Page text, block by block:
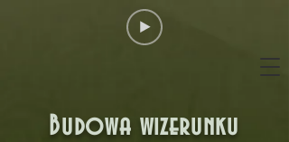
Budowa wizerunku